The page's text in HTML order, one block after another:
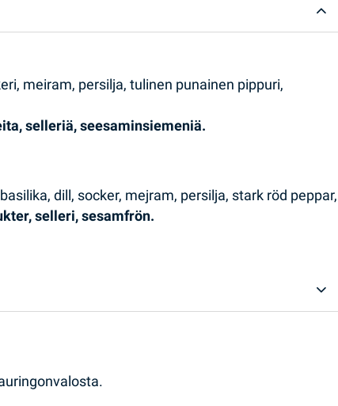
meiram, persilja, tulinen punainen pippuri,
selleriä, seesaminsiemeniä.
dill, socker, mejram, persilja, stark röd peppar,
selleri, sesamfrön.